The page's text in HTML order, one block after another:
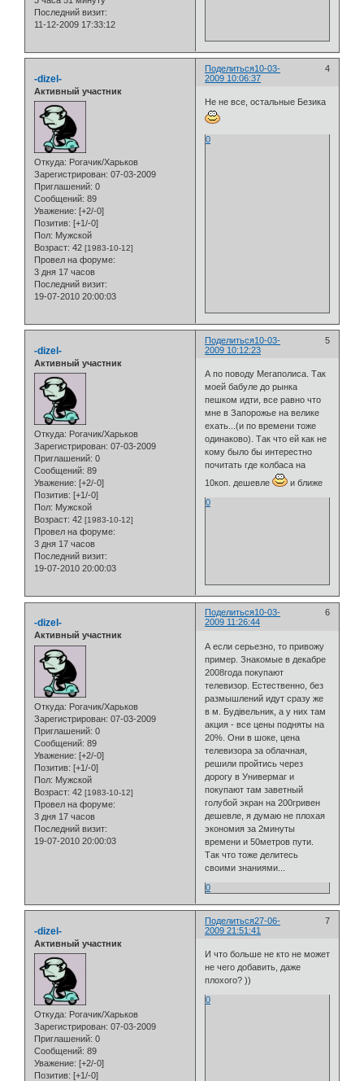
Последний визит:
11-12-2009 17:33:12
Поделиться 4
10-03-
2009 10:06:37
-dizel-
Активный участник
Откуда: Рогачик/Харьков
Зарегистрирован: 07-03-2009
Приглашений: 0
Сообщений: 89
Уважение: [+2/-0]
Позитив: [+1/-0]
Пол: Мужской
Возраст: 42 [1983-10-12]
Провел на форуме:
3 дня 17 часов
Последний визит:
19-07-2010 20:00:03
Не не все, остальные Безика
0
Поделиться 5
10-03-
2009 10:12:23
-dizel-
Активный участник
Откуда: Рогачик/Харьков
Зарегистрирован: 07-03-2009
Приглашений: 0
Сообщений: 89
Уважение: [+2/-0]
Позитив: [+1/-0]
Пол: Мужской
Возраст: 42 [1983-10-12]
Провел на форуме:
3 дня 17 часов
Последний визит:
19-07-2010 20:00:03
А по поводу Мегаполиса. Так
моей бабуле до рынка
пешком идти, все равно что
мне в Запорожье на велике
ехать...(и по времени тоже
одинаково). Так что ей как не
кому было бы интерестно
почитать где колбаса на
10коп. дешевле
и ближе
0
Поделиться 6
10-03-
2009 11:26:44
-dizel-
Активный участник
Откуда: Рогачик/Харьков
Зарегистрирован: 07-03-2009
Приглашений: 0
Сообщений: 89
Уважение: [+2/-0]
Позитив: [+1/-0]
Пол: Мужской
Возраст: 42 [1983-10-12]
Провел на форуме:
3 дня 17 часов
Последний визит:
19-07-2010 20:00:03
А если серьезно, то привожу
пример. Знакомые в декабре
2008года покупают
телевизор. Естественно, без
размышлений идут сразу же
в м. Будiвельник, а у них там
акция - все цены подняты на
20%. Они в шоке, цена
телевизора за облачная,
решили пройтись через
дорогу в Универмаг и
покупают там заветный
голубой экран на 200гривен
дешевле, я думаю не плохая
экономия за 2минуты
времени и 50метров пути.
Так что тоже делитесь
своими знаниями...
0
Поделиться 7
27-06-
2009 21:51:41
-dizel-
Активный участник
Откуда: Рогачик/Харьков
Зарегистрирован: 07-03-2009
Приглашений: 0
Сообщений: 89
Уважение: [+2/-0]
Позитив: [+1/-0]
И что больше не кто не может
не чего добавить, даже
плохого? ))
0